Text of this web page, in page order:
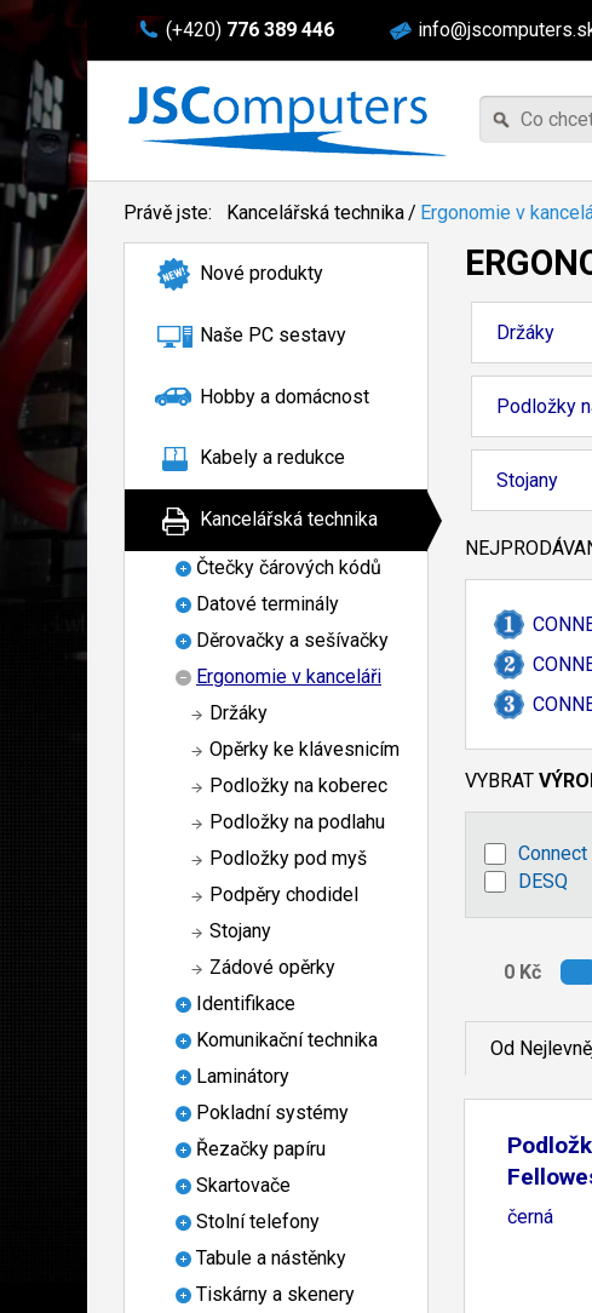
(+420) 776 389 446
Právě jste: Kancelářská technika/ Ergonomie v
Nové produkty
Naše PC sestavy
Hobby a domácnost
Kabely a redukce
Kancelářská technika
Čtečky čárových kódů
Datové terminály
Děrovačky a sešívačky
Ergonomie v kanceláři
Držáky
Opěrky ke klávesnicím
Podložky na koberec
Podložky na podlahu
Podložky pod myš
Podpěry chodidel
Stojany
Zádové opěrky
Identifikace
Komunikační technika
Laminátory
Pokladní systémy
Řezačky papíru
Skartovače
Stolní telefony
Tabule a nástěnky
Tiskárny a skenery
Držáky
Podložky
Stojany
VYBRAT
Connect
DESQ
Od
černá